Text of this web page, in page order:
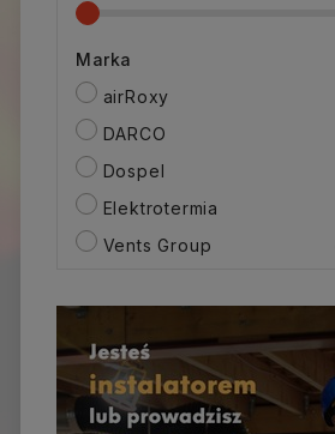
Marka
airRoxy
DARCO
Dospel
Elektrotermia
Vents Group